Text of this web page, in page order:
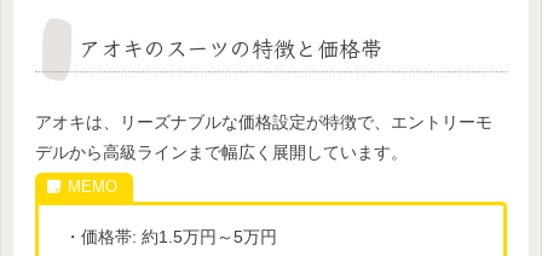
アオキのスーツの特徴と価格帯
アオキは、リーズナブルな価格設定が特徴で、エントリーモ
デルから高級ラインまで幅広く展開しています。
・価格帯: 約1.5万円～5万円